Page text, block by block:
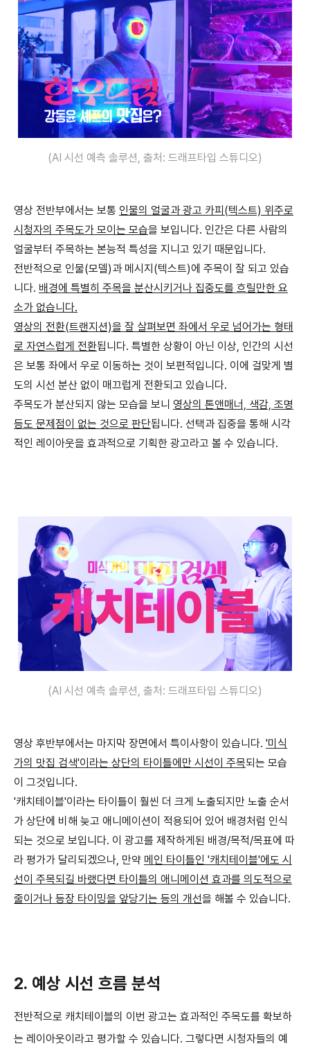
(AI 시선 예측 솔루션, 출처: 드래프타입 스튜디오)
영상 전반부에서는 보통 인물의 얼굴과 광고 카피(텍스트) 위주로
시청자의 주목도가 모이는 모습을 보입니다. 인간은 다른 사람의
얼굴부터 주목하는 본능적 특성을 지니고 있기 때문입니다.
전반적으로 인물(모델)과 메시지(텍스트)에 주목이 잘 되고 있습
니다. 배경에 특별히 주목을 분산시키거나 집중도를 흐릴만한 요
소가 없습니다.
영상의 전환(트랜지션)을 잘 살펴보면 좌에서 우로 넘어가는 형태
로 자연스럽게 전환됩니다. 특별한 상황이 아닌 이상, 인간의 시선
은 보통 좌에서 우로 이동하는 것이 보편적입니다. 이에 걸맞게 별
도의 시선 분산 없이 매끄럽게 전환되고 있습니다.
주목도가 분산되지 않는 모습을 보니 영상의 톤앤매너, 색감, 조명
등도 문제점이 없는 것으로 판단됩니다. 선택과 집중을 통해 시각
적인 레이아웃을 효과적으로 기획한 광고라고 볼 수 있습니다.
(AI 시선 예측 솔루션, 출처: 드래프타입 스튜디오)
영상 후반부에서는 마지막 장면에서 특이사항이 있습니다. '미식
가의 맛집 검색'이라는 상단의 타이틀에만 시선이 주목되는 모습
이 그것입니다.
'캐치테이블'이라는 타이틀이 훨씬 더 크게 노출되지만 노출 순서
가 상단에 비해 늦고 애니메이션이 적용되어 있어 배경처럼 인식
되는 것으로 보입니다. 이 광고를 제작하게된 배경/목적/목표에 따
라 평가가 달리되겠으나, 만약 메인 타이틀인 '캐치테이블'에도 시
선이 주목되길 바랬다면 타이틀의 애니메이션 효과를 의도적으로
줄이거나 등장 타이밍을 앞당기는 등의 개선을 해볼 수 있습니다.
2. 예상 시선 흐름 분석
전반적으로 캐치테이블의 이번 광고는 효과적인 주목도를 확보하
는 레이아웃이라고 평가할 수 있습니다. 그렇다면 시청자들의 예